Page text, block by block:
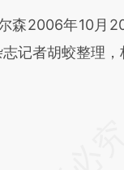
2006年10月
记者胡蛟整理，